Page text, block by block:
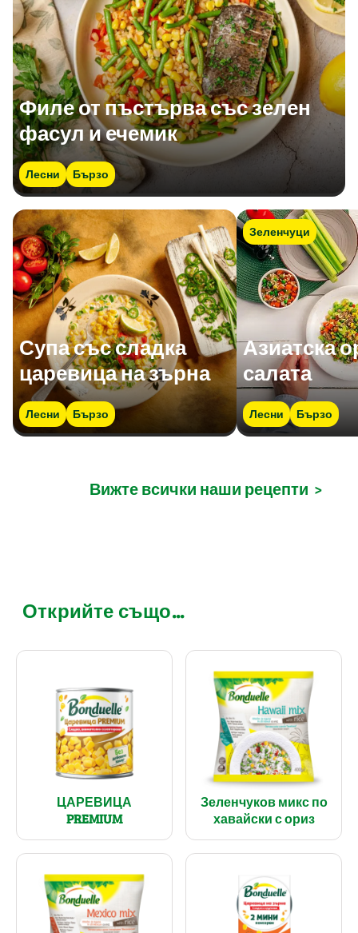
Филе от пъстърва със зелен
фасул и ечемик
Лесни Бързо
Супа със сладка
царевица на зърна
Лесни Бързо
Зеленчуци
Азиатска
салата
Лесни Бързо
Вижте всички наши рецепти >
Открийте също...
ЦАРЕВИЦА
PREMIUM
Зеленчуков микс по
хавайски с ориз